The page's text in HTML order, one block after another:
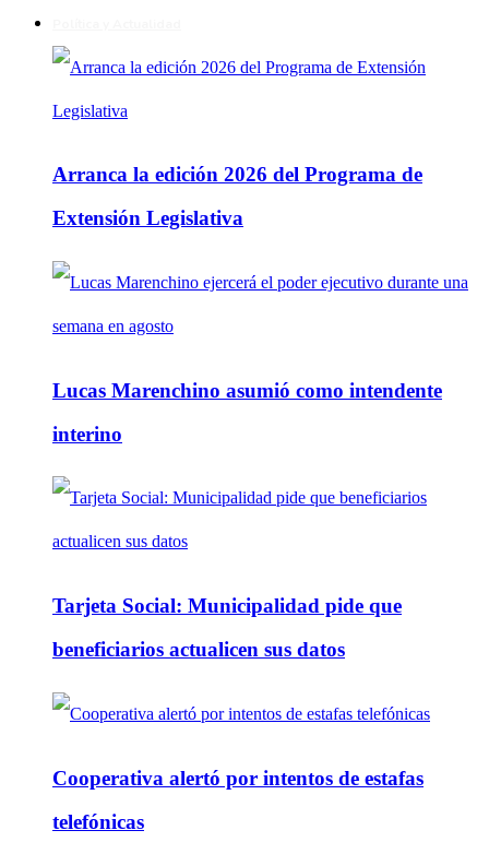
Arranca la edición 2026 del Programa de
Extensión Legislativa
Lucas Marenchino asumió como intendente
interino
Tarjeta Social: Municipalidad pide que
beneficiarios actualicen sus datos
Cooperativa alertó por intentos de estafas
telefónicas